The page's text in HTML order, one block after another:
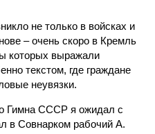
не только в войсках и
– очень скоро в Кремль
которых выражали
текстом, где граждане
неувязки.
Гимна СССР я ожидал с
в Совнарком рабочий А.